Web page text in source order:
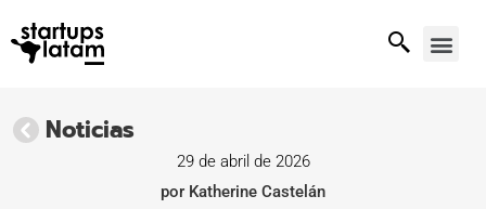
Noticias
29 de abril de 2026
por Katherine Castelán